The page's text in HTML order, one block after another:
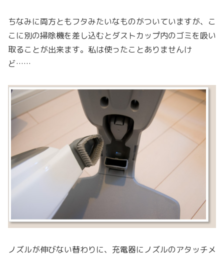
ちなみに両方ともフタみたいなものがついていますが、こ
こに別の掃除機を差し込むとダストカップ内のゴミを吸い
取ることが出来ます。私は使ったことありませんけ
ど……
ノズルが伸びない替わりに、充電器にノズルのアタッチメ